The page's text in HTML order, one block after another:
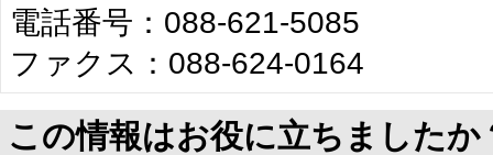
電話番号：088-621-5085
ファクス：088-624-0164
この情報はお役に立ちましたか